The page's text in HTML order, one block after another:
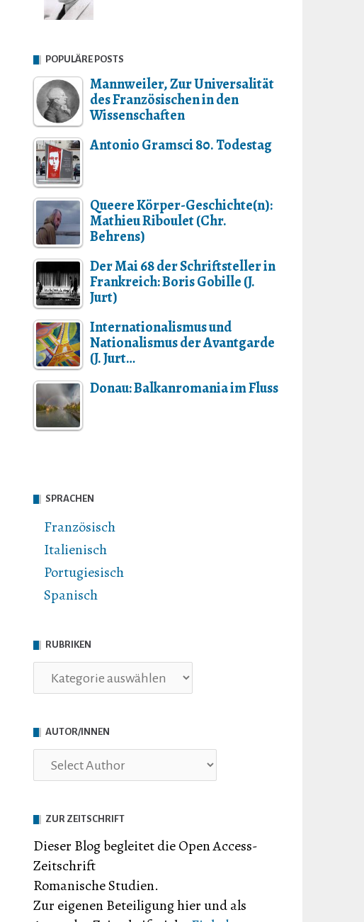
POPULÄRE POSTS
Mannweiler, Zur Universalität
des Französischen in den
Wissenschaften
Antonio Gramsci 80. Todestag
Queere Körper-Geschichte(n):
Mathieu Riboulet (Chr.
Behrens)
Der Mai 68 der Schriftsteller in
Frankreich: Boris Gobille (J.
Jurt)
Internationalismus und
Nationalismus der Avantgarde
(J. Jurt…
Donau: Balkanromania im Fluss
SPRACHEN
Französisch
Italienisch
Portugiesisch
Spanisch
RUBRIKEN
Rubriken
AUTOR/INNEN
ZUR ZEITSCHRIFT
Dieser Blog begleitet die Open Access-
Zeitschrift
Romanische Studien.
Zur eigenen Beteiligung hier und als